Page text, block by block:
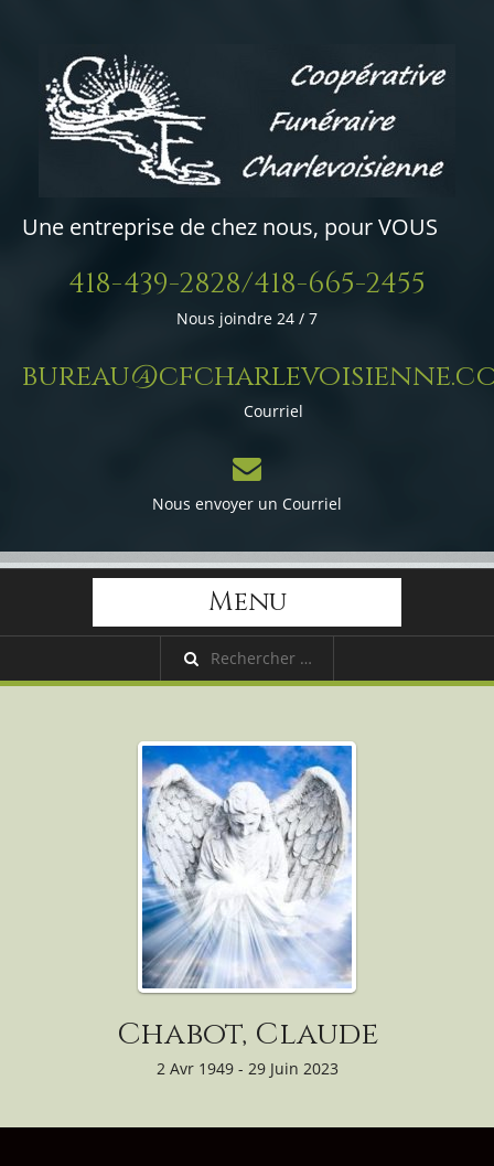
Une entreprise de chez nous, pour VOUS
418-439-2828/418-665-2455
Nous joindre 24 / 7
Courriel
Nous envoyer un Courriel
Menu
Chabot, Claude
2 Avr 1949 - 29 Juin 2023